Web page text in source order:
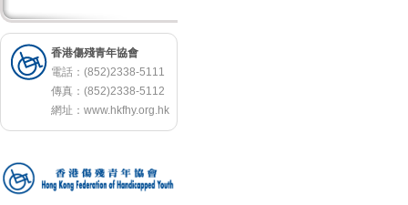
香港傷殘青年協會
電話：(852)2338-5111
傳真：(852)2338-5112
網址： www.hkfhy.org.hk